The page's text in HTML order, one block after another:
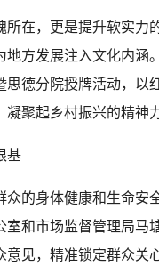
所在，更是提升软实力
地方发展注入文化内
德分院授牌活动，以
聚起乡村振兴的精神
基
众的身体健康和生命安
和市场监督管理局马
见，精准锁定群众关